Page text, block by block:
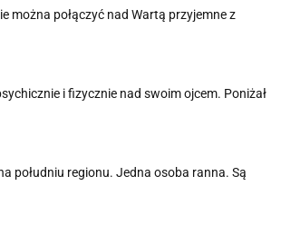
można połączyć nad Wartą przyjemne z
i fizycznie nad swoim ojcem. Poniżał
południu regionu. Jedna osoba ranna. Są